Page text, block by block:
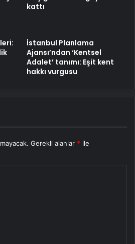
kattı
İstanbul Planlama
Ajansı’ndan ‘Kentsel
Adalet’ tanımı: Eşit kent
hakkı vurgusu
Gerekli alanlar * ile